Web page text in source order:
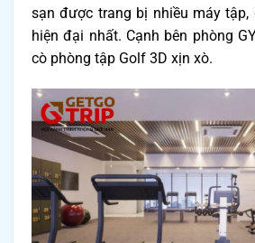
sạn được trang bị nhiều máy tập,
hiện đại nhất. Cạnh bên phòng
cò phòng tập Golf 3D xịn xò.